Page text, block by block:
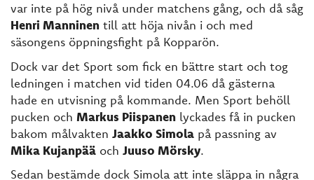
var inte på hög nivå under matchens gång, och då såg
Henri Manninen till att höja nivån i och med
säsongens öppningsfight på Kopparön.
Dock var det Sport som fick en bättre start och tog
ledningen i matchen vid tiden 04.06 då gästerna
hade en utvisning på kommande. Men Sport behöll
pucken och Markus Piispanen lyckades få in pucken
bakom målvakten Jaakko Simola på passning av
Mika Kujanpää och Juuso Mörsky.
Sedan bestämde dock Simola att inte släppa in några